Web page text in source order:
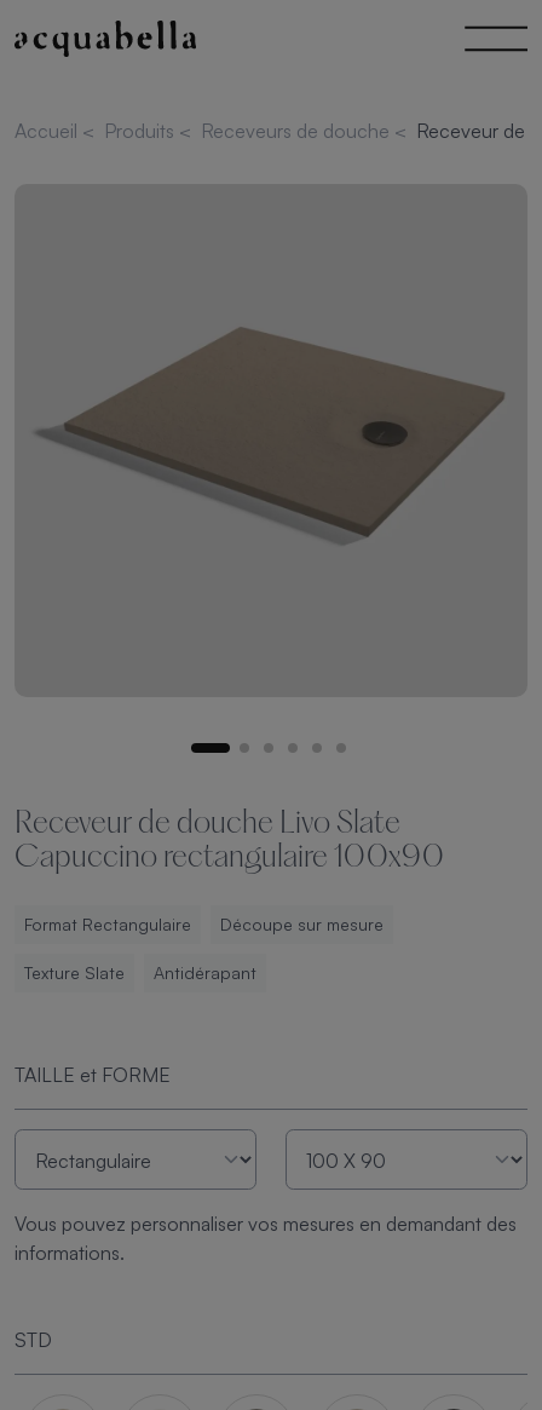
Accueil < Produits < Receveurs de douche < Receveur de
Receveur de douche Livo Slate
Capuccino rectangulaire 100x90
Format Rectangulaire Découpe sur mesure
Texture Slate Antidérapant
TAILLE et FORME
Vous pouvez personnaliser vos mesures en demandant des
informations.
STD